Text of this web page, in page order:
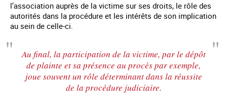
l’association auprès de la victime sur ses droits, le rôle des
autorités dans la procédure et les intérêts de son implication
au sein de celle-ci.
Au final, la participation de la victime, par le dépôt
de plainte et sa présence au procès par exemple,
joue souvent un rôle déterminant dans la réussite
de la procédure judiciaire.